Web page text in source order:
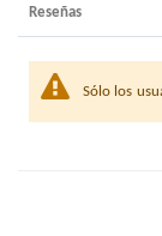
Reseñas
Sólo los